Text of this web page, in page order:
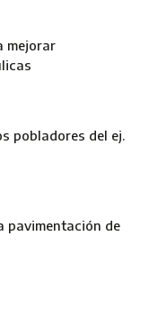
mejorar
pobladores del ej.
pavimentación de